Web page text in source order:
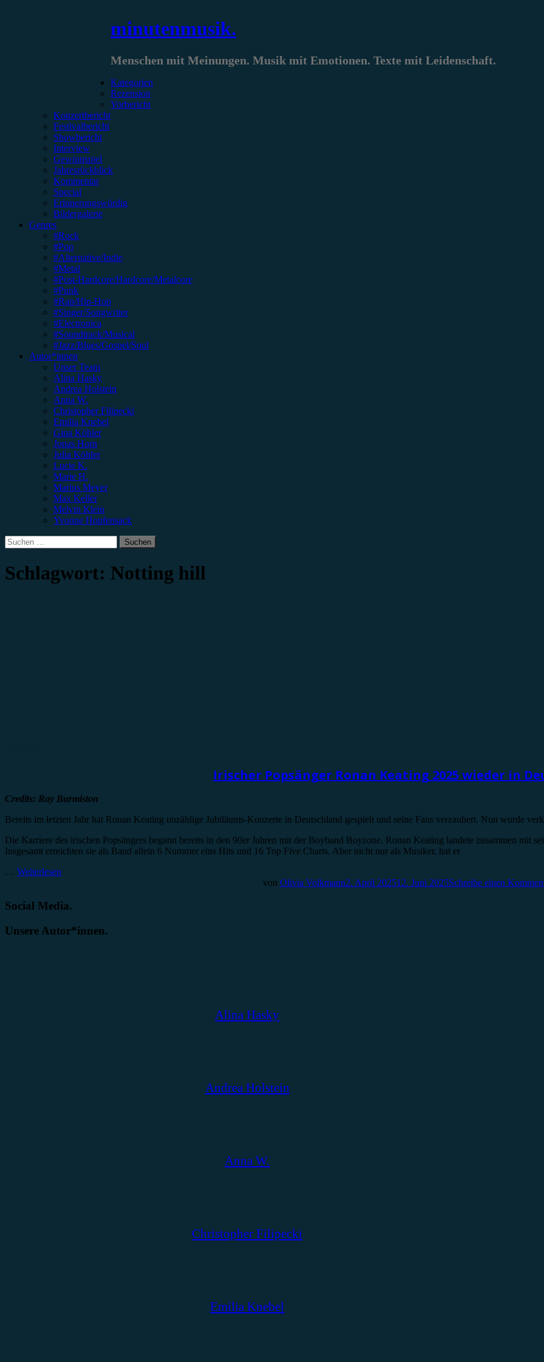
minutenmusik.
Menschen mit Meinungen. Musik mit Emotionen. Texte mit Leidenschaft.
Kategorien
Rezension
Vorbericht
Konzertbericht
Festivalbericht
Showbericht
Interview
Gewinnspiel
Jahresrückblick
Kommentar
Special
Erinnerungswürdig
Bildergalerie
Genres
#Rock
#Pop
#Alternative/Indie
#Metal
#Post-Hardcore/Hardcore/Metalcore
#Punk
#Rap/Hip-Hop
#Singer/Songwriter
#Electronica
#Soundtrack/Musical
#Jazz/Blues/Gospel/Soul
Autor*innen
Unser Team
Alina Hasky
Andrea Holstein
Anna W.
Christopher Filipecki
Emilia Knebel
Gina Köhler
Jonas Horn
Julia Köhler
Lucie K.
Marie H.
Marius Meyer
Max Keller
Melvin Klein
Yvonne Hopfensack
Suchen
nach:
Schlagwort: Notting hill
Irischer Popsänger Ronan Keating 2025 wieder in
Credits: Ray Burmiston
Bereits im letzten Jahr hat Ronan Keating unzählige Jubiläums-Konzerte in Deutschland gespielt und seine Fans verzaubert. Nun wurde
Die Karriere des irischen Popsängers begann bereits in den 90er Jahren mit der Boyband Boyzone. Ronan Keating landete zusammen mit
Insgesamt erreichten sie als Band allein 6 Nummer eins Hits und 16 Top Five Charts. Aber nicht nur als Musiker, hat er
… Weiterlesen
von Olivia Volkmann2. April 202512. Juni 2025Schreibe einen
Social Media.
Unsere Autor*innen.
Alina Hasky
Andrea Holstein
Anna W.
Christopher Filipecki
Emilia Knebel